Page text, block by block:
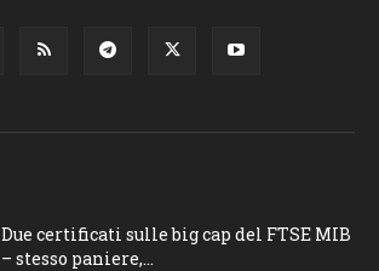
Due certificati sulle big cap del FTSE MIB
– stesso paniere,...